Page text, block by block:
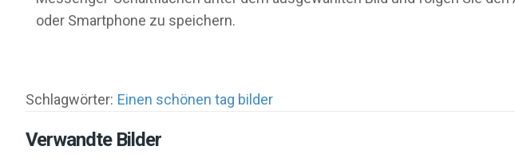
oder Smartphone zu speichern.
Schlagwörter: Einen schönen tag bilder
Verwandte Bilder